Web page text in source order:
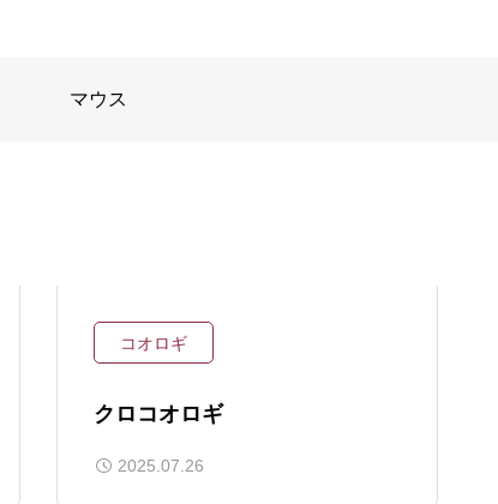
マウス
コオロギ
クロコオロギ
2025.07.26